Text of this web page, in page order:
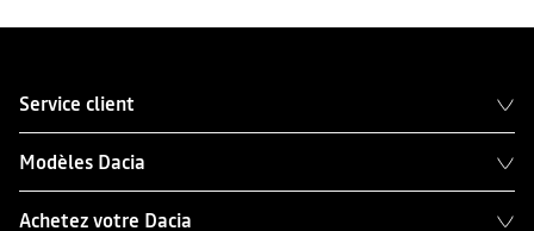
Service client
Modèles Dacia
Achetez votre Dacia